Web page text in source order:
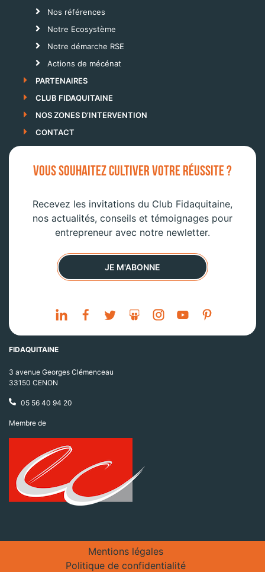
Nos références
Notre Ecosystème
Notre démarche RSE
Actions de mécénat
PARTENAIRES
CLUB FIDAQUITAINE
NOS ZONES D’INTERVENTION
CONTACT
VOUS SOUHAITEZ CULTIVER VOTRE RÉUSSITE ?
Recevez les invitations du Club Fidaquitaine,
nos actualités, conseils et témoignages pour
entrepreneur avec notre newletter.
JE M'ABONNE
FIDAQUITAINE
3 avenue Georges Clémenceau
33150 CENON
05 56 40 94 20
Membre de
Mentions légales
Politique de confidentialité